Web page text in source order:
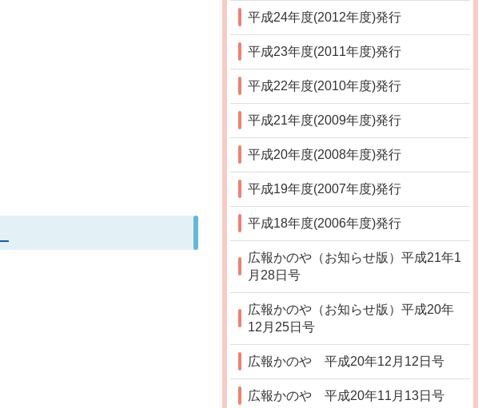
平成24年度(2012年度)発行
平成23年度(2011年度)発行
平成22年度(2010年度)発行
平成21年度(2009年度)発行
平成20年度(2008年度)発行
平成19年度(2007年度)発行
平成18年度(2006年度)発行
広報かのや（お知らせ版）平成21年1
月28日号
広報かのや（お知らせ版）平成20年
12月25日号
広報かのや 平成20年12月12日号
広報かのや 平成20年11月13日号